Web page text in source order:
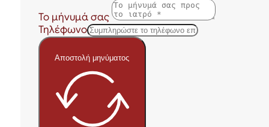
Το μήνυμά σας
Τηλέφωνο
Αποστολή μηνύματος